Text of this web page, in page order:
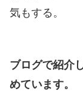
気もする。
ブログで紹介
めています。